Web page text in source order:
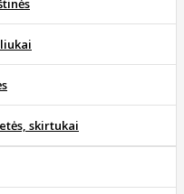
skirtukai